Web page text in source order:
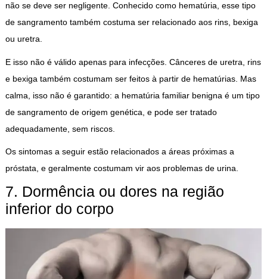
não se deve ser negligente. Conhecido como hematúria, esse tipo
de sangramento também costuma ser relacionado aos rins, bexiga
ou uretra.
E isso não é válido apenas para infecções. Cânceres de uretra, rins
e bexiga também costumam ser feitos à partir de hematúrias. Mas
calma, isso não é garantido: a hematúria familiar benigna é um tipo
de sangramento de origem genética, e pode ser tratado
adequadamente, sem riscos.
Os sintomas a seguir estão relacionados a áreas próximas a
próstata, e geralmente costumam vir aos problemas de urina.
7. Dormência ou dores na região
inferior do corpo